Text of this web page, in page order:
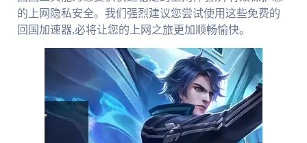
的上网隐私安全。我们强烈建议您尝试使用这些免费的
回国加速器,必将让您的上网之旅更加顺畅愉快。